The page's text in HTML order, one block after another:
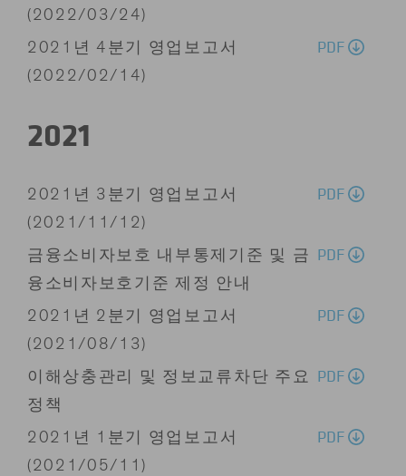
(2022/03/24)
2021년 4분기 영업보고서
(2022/02/14)
PDF
2021
2021년 3분기 영업보고서
(2021/11/12)
PDF
금융소비자보호 내부통제기준 및 금
융소비자보호기준 제정 안내
PDF
2021년 2분기 영업보고서
(2021/08/13)
PDF
이해상충관리 및 정보교류차단 주요
정책
PDF
2021년 1분기 영업보고서
(2021/05/11)
PDF